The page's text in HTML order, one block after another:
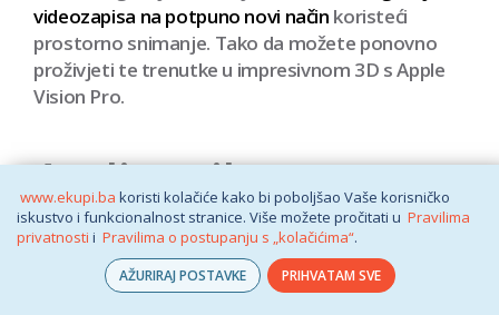
www.ekupi.ba koristi kolačiće kako bi poboljšao Vaše korisničko
iskustvo i funkcionalnost stranice. Više možete pročitati u Pravilima
privatnosti i Pravilima o postupanju s „kolačićima“.
AŽURIRAJ POSTAVKE PRIHVATAM SVE
videozapisa na potpuno novi način koristeći
prostorno snimanje. Tako da možete ponovno
proživjeti te trenutke u impresivnom 3D s Apple
Vision Pro.
Audio miks.
Neka se vaš glas
čuje.